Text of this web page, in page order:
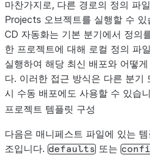
마찬가지로, 다른 경로의 정의 파
Projects 오브젝트를 실행할 수
CD 자동화는 기본 분기에서 정의
한 프로젝트에 대해 로컬 정의 파
실행하여 해당 최신 배포와 어떻
다. 이러한 접근 방식은 다른 분기
시 수동 배포에도 사용할 수 있습
프로젝트 템플릿 구성
다음은 매니페스트 파일에 있는
조입니다. defaults 또는